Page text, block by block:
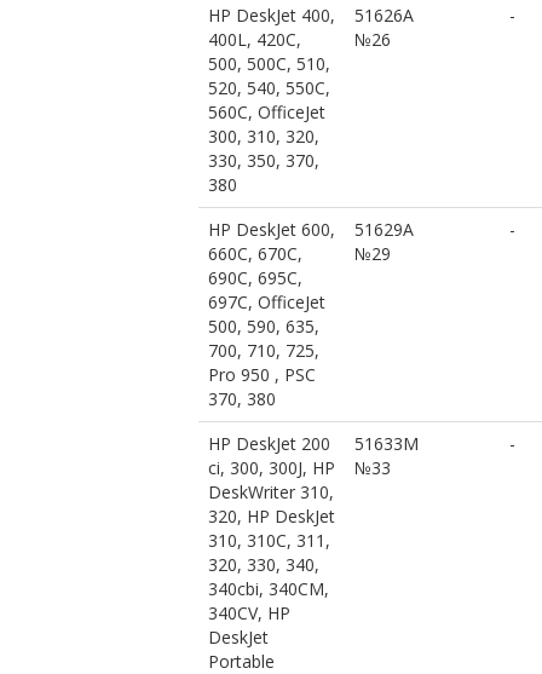
HP DeskJet 400,
400L, 420C,
500, 500C, 510,
520, 540, 550C,
560C, OfficeJet
300, 310, 320,
330, 350, 370,
380
51626A
№26
-
HP DeskJet 600,
660C, 670C,
690C, 695C,
697C, OfficeJet
500, 590, 635,
700, 710, 725,
Pro 950 , PSC
370, 380
51629A
№29
-
HP DeskJet 200
ci, 300, 300J, HP
DeskWriter 310,
320, HP DeskJet
310, 310C, 311,
320, 330, 340,
340cbi, 340CM,
340CV, HP
DeskJet
Portable
51633M
№33
-